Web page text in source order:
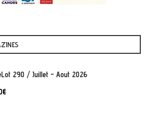
290 / Juillet - Aout 2026
€